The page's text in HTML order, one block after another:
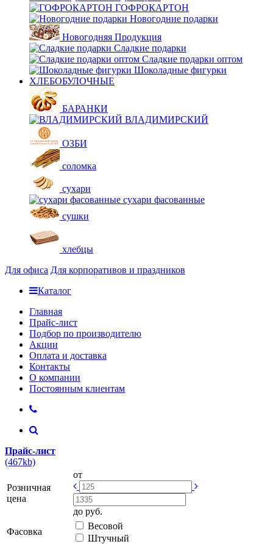
ГОФРОКАРТОН
Новогодние подарки
Новогодняя Продукция
Сладкие подарки
Сладкие подарки оптом
Шоколадные фигурки
ХЛЕБОБУЛОЧНЫЕ
БАРАНКИ
ВЛАДИМИРСКИЙ
ОЗБИ
соломка
сухари
сухари фасованные
сушки
хлебцы
Для офиса Для корпоративов и праздников
Каталог
Главная
Прайс-лист
Подбор по производителю
Акции
Оплата и доставка
Контакты
О компании
Постоянным клиентам
Прайс-лист
(467kb)
Розничная
цена
от
до руб.
Фасовка
Весовой
Штучный